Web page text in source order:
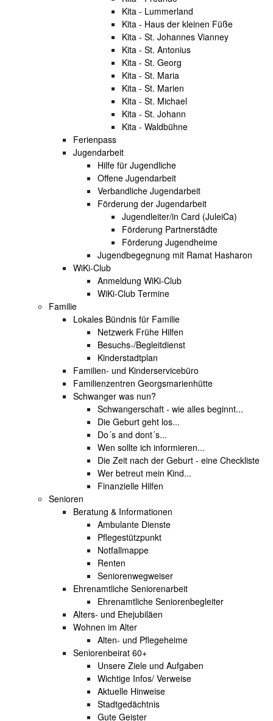
Kita - Lummerland
Kita - Haus der kleinen Füße
Kita - St. Johannes Vianney
Kita - St. Antonius
Kita - St. Georg
Kita - St. Maria
Kita - St. Marien
Kita - St. Michael
Kita - St. Johann
Kita - Waldbühne
Ferienpass
Jugendarbeit
Hilfe für Jugendliche
Offene Jugendarbeit
Verbandliche Jugendarbeit
Förderung der Jugendarbeit
Jugendleiter/in Card (JuleiCa)
Förderung Partnerstädte
Förderung Jugendheime
Jugendbegegnung mit Ramat Hasharon
WiKi-Club
Anmeldung WiKi-Club
WiKi-Club Termine
Familie
Lokales Bündnis für Familie
Netzwerk Frühe Hilfen
Besuchs-/Begleitdienst
Kinderstadtplan
Familien- und Kinderservicebüro
Familienzentren Georgsmarienhütte
Schwanger was nun?
Schwangerschaft - wie alles beginnt...
Die Geburt geht los...
Do´s and dont´s...
Wen sollte ich informieren...
Die Zeit nach der Geburt - eine Checkliste
Wer betreut mein Kind...
Finanzielle Hilfen
Senioren
Beratung & Informationen
Ambulante Dienste
Pflegestützpunkt
Notfallmappe
Renten
Seniorenwegweiser
Ehrenamtliche Seniorenarbeit
Ehrenamtliche Seniorenbegleiter
Alters- und Ehejubiläen
Wohnen im Alter
Alten- und Pflegeheime
Seniorenbeirat 60+
Unsere Ziele und Aufgaben
Wichtige Infos/ Verweise
Aktuelle Hinweise
Stadtgedächtnis
Gute Geister